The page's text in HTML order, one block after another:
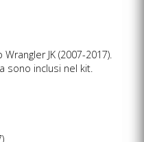
JK (2007-2017).
sono inclusi nel kit.